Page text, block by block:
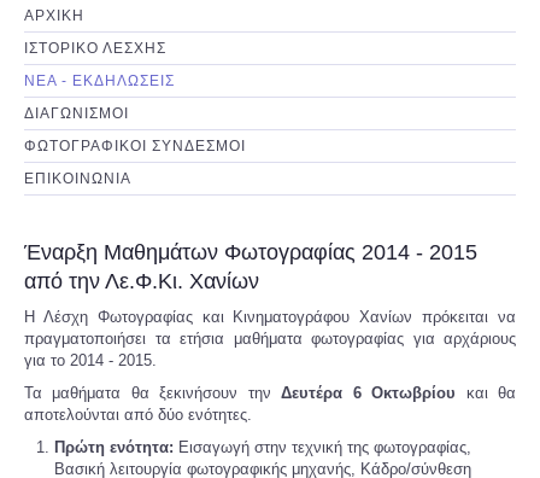
ΑΡΧΙΚΗ
ΙΣΤΟΡΙΚΟ ΛΕΣΧΗΣ
ΝΕΑ - ΕΚΔΗΛΩΣΕΙΣ
ΔΙΑΓΩΝΙΣΜΟΙ
ΦΩΤΟΓΡΑΦΙΚΟΙ ΣΥΝΔΕΣΜΟΙ
ΕΠΙΚΟΙΝΩΝΙΑ
Έναρξη Μαθημάτων Φωτογραφίας 2014 - 2015
από την Λε.Φ.Κι. Χανίων
Η Λέσχη Φωτογραφίας και Κινηματογράφου Χανίων πρόκειται να
πραγματοποιήσει τα ετήσια μαθήματα φωτογραφίας για αρχάριους
για το 2014 - 2015.
Τα μαθήματα θα ξεκινήσουν τηνΔευτέρα 6 Οκτωβρίου και θα
αποτελούνται από δύο ενότητες.
Πρώτη ενότητα: Εισαγωγή στην τεχνική της φωτογραφίας,
Βασική λειτουργία φωτογραφικής μηχανής, Κάδρο/σύνθεση